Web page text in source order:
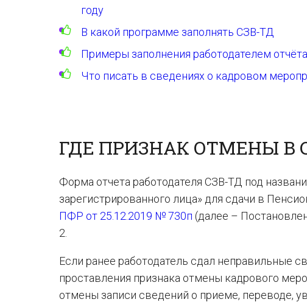
году
В какой программе заполнять СЗВ-ТД
Примеры заполнения работодателем
Что писать в сведениях о кадровом
ГДЕ ПРИЗНАК ОТМЕНЫ В
Форма отчета работодателя СЗВ-ТД под
зарегистрированного лица» для сдачи в
ПФР от 25.12.2019 № 730п (далее –
2.
Если ранее работодатель сдал неправильные
проставления признака отмены кадрового
отмены записи сведений о приеме, переводе,